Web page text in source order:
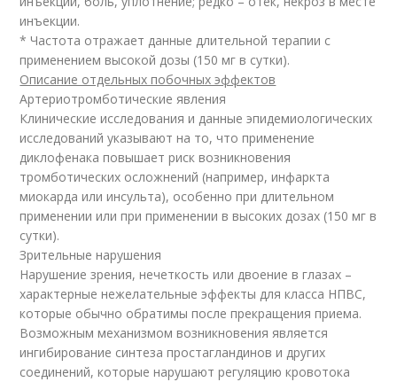
инъекции.
* Частота отражает данные длительной терапии с
применением высокой дозы (150 мг в сутки).
Описание отдельных побочных эффектов
Артериотромботические явления
Клинические исследования и данные эпидемиологических
исследований указывают на то, что применение
диклофенака повышает риск возникновения
тромботических осложнений (например, инфаркта
миокарда или инсульта), особенно при длительном
применении или при применении в высоких дозах (150 мг в
сутки).
Зрительные нарушения
Нарушение зрения, нечеткость или двоение в глазах –
характерные нежелательные эффекты для класса НПВС,
которые обычно обратимы после прекращения приема.
Возможным механизмом возникновения является
ингибирование синтеза простагландинов и других
соединений, которые нарушают регуляцию кровотока